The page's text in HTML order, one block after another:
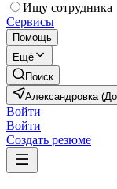
Ищу сотрудника
Сервисы
Помощь
Ещё
Поиск
Александровка
Войти
Войти
Создать резюме